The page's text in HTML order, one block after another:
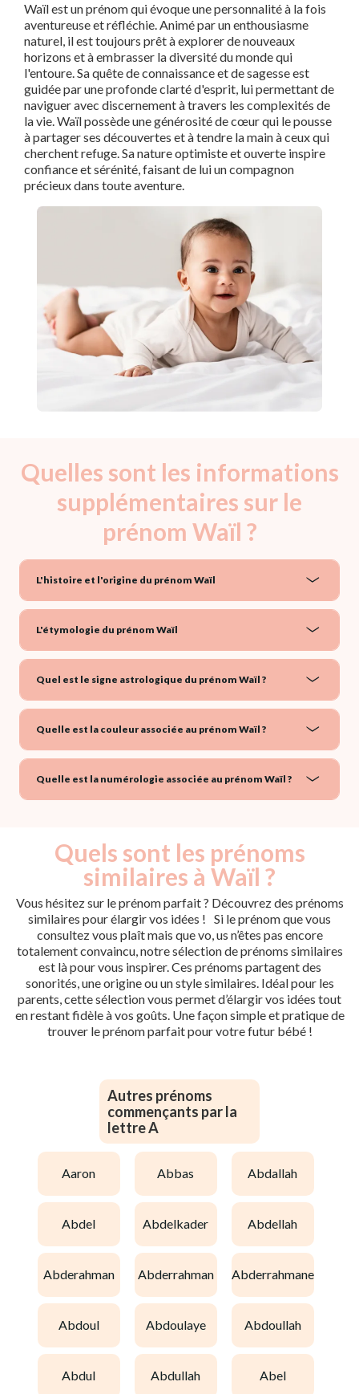
Waïl est un prénom qui évoque une personnalité à la fois
aventureuse et réfléchie. Animé par un enthousiasme
naturel, il est toujours prêt à explorer de nouveaux
horizons et à embrasser la diversité du monde qui
l'entoure. Sa quête de connaissance et de sagesse est
guidée par une profonde clarté d'esprit, lui permettant de
naviguer avec discernement à travers les complexités de
la vie. Waïl possède une générosité de cœur qui le pousse
à partager ses découvertes et à tendre la main à ceux qui
cherchent refuge. Sa nature optimiste et ouverte inspire
confiance et sérénité, faisant de lui un compagnon
précieux dans toute aventure.
Quelles sont les informations
supplémentaires sur le
prénom Waïl ?
L'histoire et l'origine du prénom Waïl
L'étymologie du prénom Waïl
Quel est le signe astrologique du prénom Waïl ?
Quelle est la couleur associée au prénom Waïl ?
Quelle est la numérologie associée au prénom Waïl ?
Quels sont les prénoms
similaires à Waïl ?
Vous hésitez sur le prénom parfait ? Découvrez des prénoms
similaires pour élargir vos idées ! Si le prénom que vous
consultez vous plaît mais que vo, us n’êtes pas encore
totalement convaincu, notre sélection de prénoms similaires
est là pour vous inspirer. Ces prénoms partagent des
sonorités, une origine ou un style similaires. Idéal pour les
parents, cette sélection vous permet d’élargir vos idées tout
en restant fidèle à vos goûts. Une façon simple et pratique de
trouver le prénom parfait pour votre futur bébé !
Autres prénoms
commençants par la
lettre A
aaron abbas abdallah
abdel abdelkader abdellah
abderahman abderrahman abderrahmane
abdoul abdoulaye abdoullah
abdul abdullah abel